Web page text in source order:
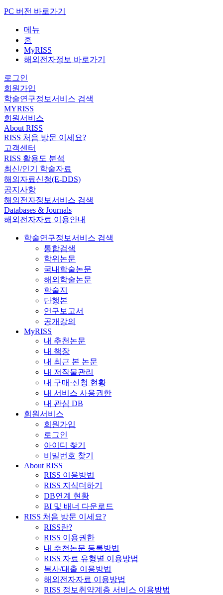
PC 버전 바로가기
메뉴
홈
MyRISS
해외전자정보 바로가기
로그인
회원가입
학술연구정보서비스 검색
MYRISS
회원서비스
About RISS
RISS 처음 방문 이세요?
고객센터
RISS 활용도 분석
최신/인기 학술자료
해외자료신청(E-DDS)
공지사항
해외전자정보서비스 검색
Databases & Journals
해외전자자료 이용안내
학술연구정보서비스 검색
통합검색
학위논문
국내학술논문
해외학술논문
학술지
단행본
연구보고서
공개강의
MyRISS
내 추천논문
내 책장
내 최근 본 논문
내 저작물관리
내 구매·신청 현황
내 서비스 사용권한
내 관심 DB
회원서비스
회원가입
로그인
아이디 찾기
비밀번호 찾기
About RISS
RISS 이용방법
RISS 지식더하기
DB연계 현황
BI 및 배너 다운로드
RISS 처음 방문 이세요?
RISS란?
RISS 이용권한
내 추천논문 등록방법
RISS 자료 유형별 이용방법
복사/대출 이용방법
해외전자자료 이용방법
RISS 정보취약계층 서비스 이용방법